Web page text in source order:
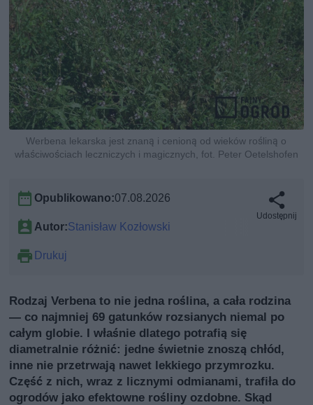
Werbena lekarska jest znaną i cenioną od wieków rośliną o
właściwościach leczniczych i magicznych, fot. Peter Oetelshofen
Opublikowano:07.08.2026
Autor:Stanisław Kozłowski
Drukuj
Udostępnij
Rodzaj Verbena to nie jedna roślina, a cała rodzina
— co najmniej 69 gatunków rozsianych niemal po
całym globie. I właśnie dlatego potrafią się
diametralnie różnić: jedne świetnie znoszą chłód,
inne nie przetrwają nawet lekkiego przymrozku.
Część z nich, wraz z licznymi odmianami, trafiła do
ogrodów jako efektowne rośliny ozdobne. Skąd